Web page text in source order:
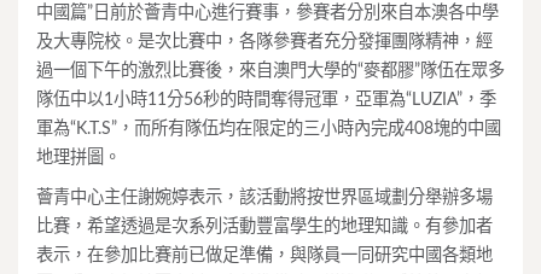
中國篇”日前於薈青中心進行賽事，參賽者分別來自本澳各中學
及大專院校。是次比賽中，各隊參賽者充分發揮團隊精神，經
過一個下午的激烈比賽後，來自澳門大學的“麥都膠”隊伍在眾多
隊伍中以1小時11分56秒的時間奪得冠軍，亞軍為“LUZIA”，季
軍為“K.T.S”，而所有隊伍均在限定的三小時內完成408塊的中國
地理拼圖。
薈青中心主任謝婉婷表示，該活動將按世界區域劃分舉辦多場
比賽，希望透過是次系列活動豐富學生的地理知識。有參加者
表示，在參加比賽前已做足準備，與隊員一同研究中國各類地